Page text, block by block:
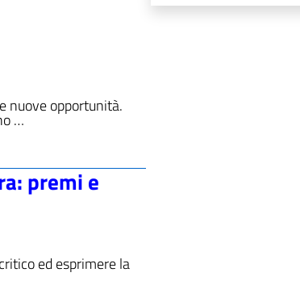
nuove opportunità.
…
premi e
ed esprimere la